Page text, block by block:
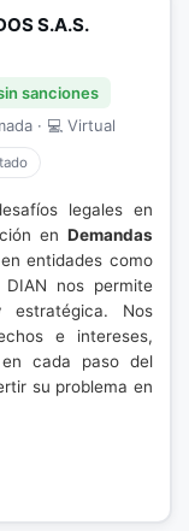
S.A.S.
sanciones
· 💻 Virtual
legales en
en Demandas
entidades como
nos permite
estratégica. Nos
e intereses,
en cada paso del
su problema en